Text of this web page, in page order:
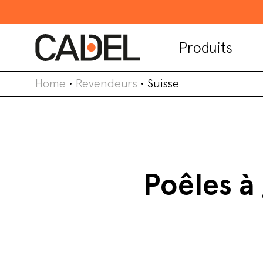
Produits
Home • Revendeurs • Suisse
Poêles